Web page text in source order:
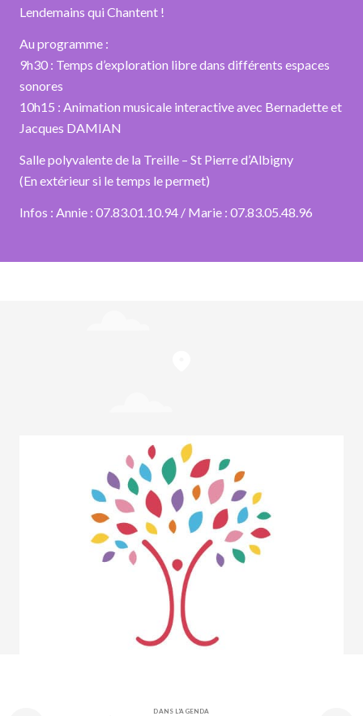
Lendemains qui Chantent !
Au programme :
9h30 : Temps d’exploration libre dans différents espaces
sonores
10h15 : Animation musicale interactive avec Bernadette et
Jacques DAMIAN
Salle polyvalente de la Treille – St Pierre d’Albigny
(En extérieur si le temps le permet)
Infos : Annie : 07.83.01.10.94 / Marie : 07.83.05.48.96
DANS L'AGENDA